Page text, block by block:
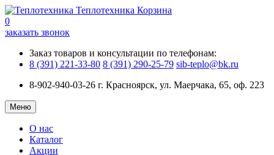
Теплотехника Корзина
0
заказать звонок
Заказ товаров и консультации по телефонам:
8 (391) 221-33-80 8 (391) 290-25-79 sib-teplo@bk.ru
8-902-940-03-26 г. Красноярск, ул. Маерчака, 65, оф. 223
Меню
О нас
Каталог
Акции